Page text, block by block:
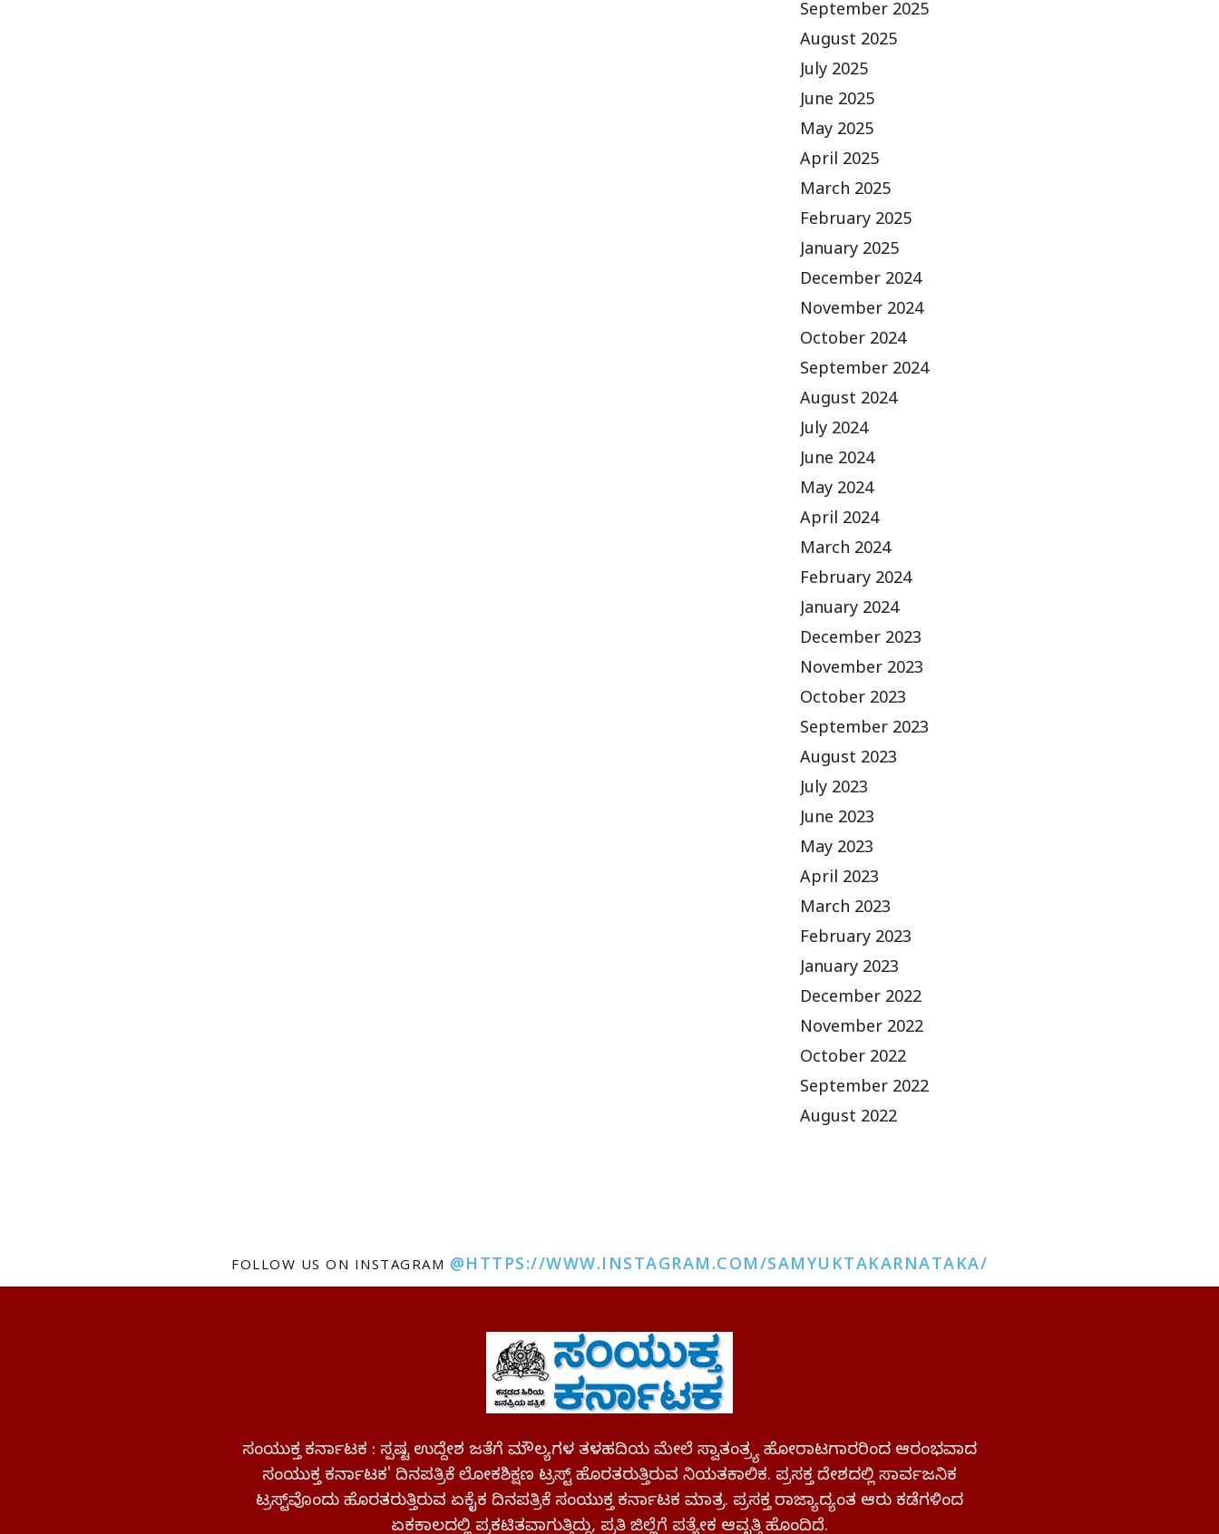
September 2025
August 2025
July 2025
June 2025
May 2025
April 2025
March 2025
February 2025
January 2025
December 2024
November 2024
October 2024
September 2024
August 2024
July 2024
June 2024
May 2024
April 2024
March 2024
February 2024
January 2024
December 2023
November 2023
October 2023
September 2023
August 2023
July 2023
June 2023
May 2023
April 2023
March 2023
February 2023
January 2023
December 2022
November 2022
October 2022
September 2022
August 2022
FOLLOW US ON INSTAGRAM @HTTPS://WWW.INSTAGRAM.COM/SAMYUKTAKARNATAKA/
ಸಂಯುಕ್ತ ಕರ್ನಾಟಕ : ಸ್ಪಷ್ಟ ಉದ್ದೇಶ ಜತೆಗೆ ಮೌಲ್ಯಗಳ ತಳಹದಿಯ ಮೇಲೆ ಸ್ವಾತಂತ್ರ್ಯ ಹೋರಾಟಗಾರರಿಂದ ಆರಂಭವಾದ
ಸಂಯುಕ್ತ ಕರ್ನಾಟಕ' ದಿನಪತ್ರಿಕೆ ಲೋಕಶಿಕ್ಷಣ ಟ್ರಸ್ಟ್ ಹೊರತರುತ್ತಿರುವ ನಿಯತಕಾಲಿಕ. ಪ್ರಸಕ್ತ ದೇಶದಲ್ಲಿ ಸಾರ್ವಜನಿಕ
ಟ್ರಸ್ಟ್‌ವೊಂದು ಹೊರತರುತ್ತಿರುವ ಏಕೈಕ ದಿನಪತ್ರಿಕೆ ಸಂಯುಕ್ತ ಕರ್ನಾಟಕ ಮಾತ್ರ. ಪ್ರಸಕ್ತ ರಾಜ್ಯಾದ್ಯಂತ ಆರು ಕಡೆಗಳಿಂದ
ಏಕಕಾಲದಲ್ಲಿ ಪ್ರಕಟಿತವಾಗುತ್ತಿದ್ದು, ಪ್ರತಿ ಜಿಲ್ಲೆಗೆ ಪತ್ಯೇಕ ಆವೃತ್ತಿ ಹೊಂದಿದೆ.